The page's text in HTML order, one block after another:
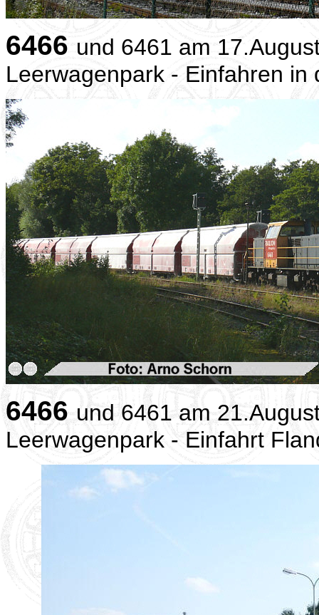
6466 und 6461 am
Leerwagenpark - Einfahren in
6466 und 6461 am
Leerwagenpark - Einfahrt